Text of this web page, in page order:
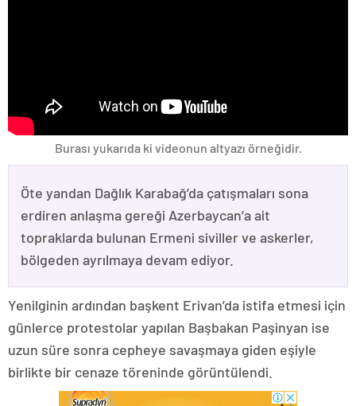
Burası yukarıda ki videonun altyazı örneğidir.
Öte yandan Dağlık Karabağ’da çatışmaları sona
erdiren anlaşma gereği Azerbaycan’a ait
topraklarda bulunan Ermeni siviller ve askerler,
bölgeden ayrılmaya devam ediyor.
Yenilginin ardından başkent Erivan’da istifa etmesi için
günlerce protestolar yapılan Başbakan Paşinyan ise
uzun süre sonra cepheye savaşmaya giden eşiyle
birlikte bir cenaze töreninde görüntülendi.